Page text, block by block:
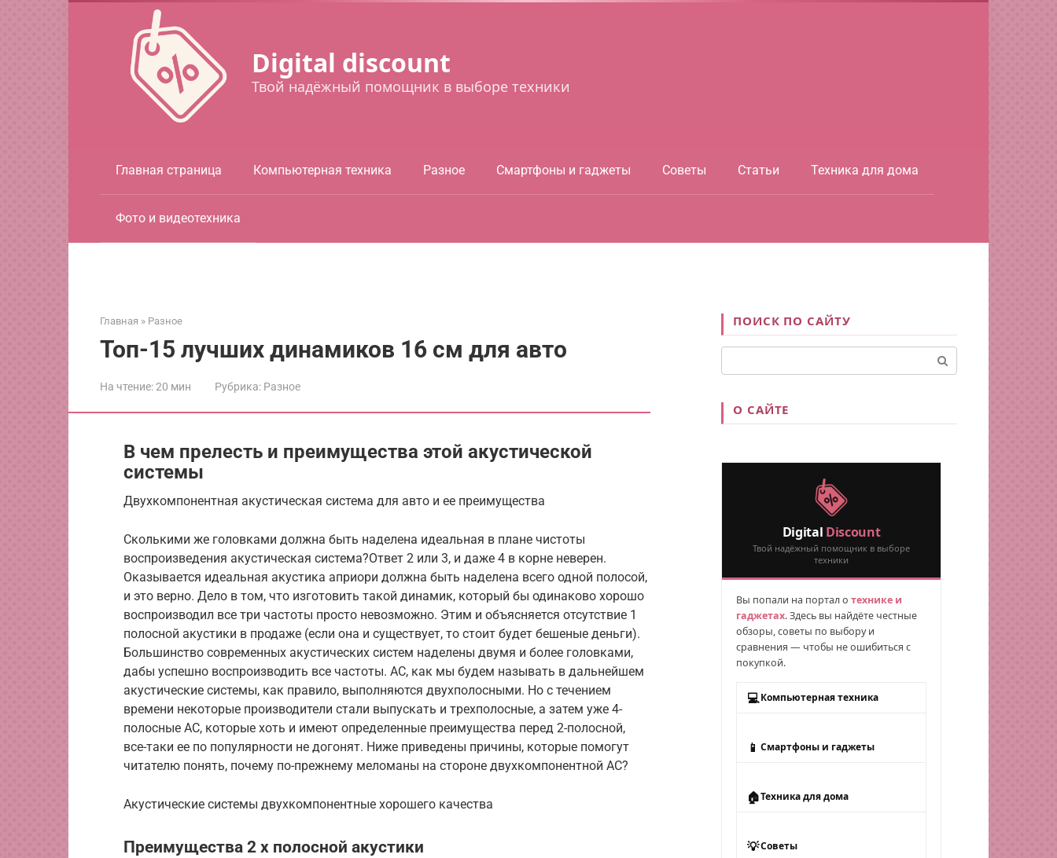
Digital discount
Твой надёжный помощник в выборе техники
Главная страница Компьютерная техника Разное Смартфоны и гаджеты Советы Статьи Техника для дома
Фото и видеотехника
Главная » Разное
Топ-15 лучших динамиков 16 см для авто
На чтение:20 мин Рубрика: Разное
В чем прелесть и преимущества этой акустической
системы
Двухкомпонентная акустическая система для авто и ее преимущества
Сколькими же головками должна быть наделена идеальная в плане чистоты
воспроизведения акустическая система?Ответ 2 или 3, и даже 4 в корне неверен.
Оказывается идеальная акустика априори должна быть наделена всего одной полосой,
и это верно. Дело в том, что изготовить такой динамик, который бы одинаково хорошо
воспроизводил все три частоты просто невозможно. Этим и объясняется отсутствие 1
полосной акустики в продаже (если она и существует, то стоит будет бешеные деньги).
Большинство современных акустических систем наделены двумя и более головками,
дабы успешно воспроизводить все частоты. АС, как мы будем называть в дальнейшем
акустические системы, как правило, выполняются двухполосными. Но с течением
времени некоторые производители стали выпускать и трехполосные, а затем уже 4-
полосные АС, которые хоть и имеют определенные преимущества перед 2-полосной,
все-таки ее по популярности не догонят. Ниже приведены причины, которые помогут
читателю понять, почему по-прежнему меломаны на стороне двухкомпонентной АС?
Акустические системы двухкомпонентные хорошего качества
Преимущества 2 х полосной акустики
ПОИСК ПО САЙТУ
О САЙТЕ
Digital Discount
Твой надёжный помощник в выборе
техники
Вы попали на портал о технике и
гаджетах. Здесь вы найдёте честные
обзоры, советы по выбору и
сравнения — чтобы не ошибиться с
покупкой.
💻 Компьютерная техника
📱 Смартфоны и гаджеты
🏠Техника для дома
💡Советы